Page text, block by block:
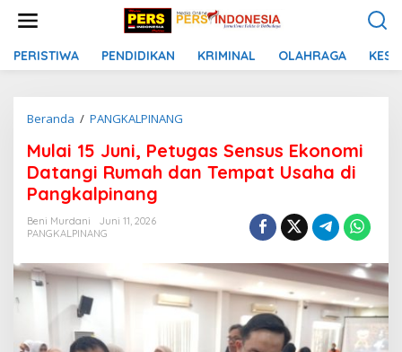
t
PERISTIWA PENDIDIKAN KRIMINAL OLAHRAGA
Beranda / PANGKALPINANG
l
a
i
n
,
P
Mulai 15 Juni, Petugas Sensus Ekonomi
Datangi Rumah dan Tempat Usaha di
Pangkalpinang
Beni Murdani
Juni 11, 2026
PANGKALPINANG